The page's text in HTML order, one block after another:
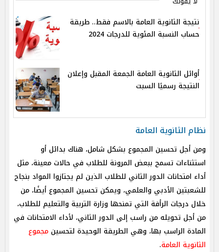
نتيجة الثانوية العامة بالاسم فقط.. طريقة
حساب النسبة المئوية للدرجات 2024
أوائل الثانوية العامة الجمعة المقبل وإعلان
النتيجة رسميًا السبت
نظام الثانوية العامة
ومن أجل تحسين المجموع بشكل شامل، هناك بدائل أو
استثناءات تسمح ببعض المرونة للطلاب في حالات معينة، مثل
أداء امتحانات الدور الثاني للطلاب الذين لم يجتازوا المواد بنجاح
للشعبتين الأدبي والعلمي، ويمكن تحسين المجموع أيضًا، من
خلال درجات الرأفة التي تمنحها وزارة التربية والتعليم للطلاب،
من أجل تحويله من راسب إلى الدور الثاني، لأداء الامتحانات في
المادة الراسب بها، وهي الطريقة الوحيدة لتحسين مجموع
الثانوية العامة.